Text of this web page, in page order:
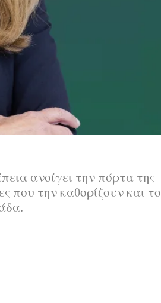
ανοίγει την πόρτα της
που την καθορίζουν και το